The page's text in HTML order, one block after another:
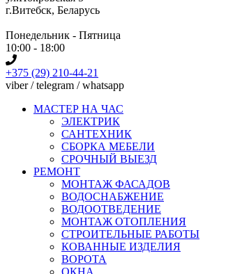
г.Витебск, Беларусь
Понедельник - Пятница
10:00 - 18:00
+375 (29) 210-44-21
viber / telegram / whatsapp
МАСТЕР НА ЧАС
ЭЛЕКТРИК
САНТЕХНИК
СБОРКА МЕБЕЛИ
СРОЧНЫЙ ВЫЕЗД
РЕМОНТ
МОНТАЖ ФАСАДОВ
ВОДОСНАБЖЕНИЕ
ВОДООТВЕДЕНИЕ
МОНТАЖ ОТОПЛЕНИЯ
СТРОИТЕЛЬНЫЕ РАБОТЫ
КОВАННЫЕ ИЗДЕЛИЯ
ВОРОТА
ОКНА